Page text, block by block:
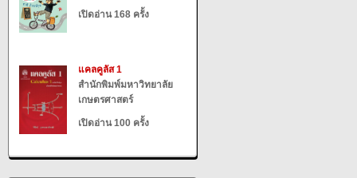
เปิดอ่าน 168 ครั้ง
แคลคูลัส 1
สำนักพิมพ์มหาวิทยาลัย
เกษตรศาสตร์
เปิดอ่าน 100 ครั้ง